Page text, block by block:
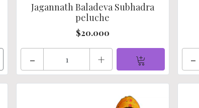
Jagannath Baladeva Subhadra
peluche
$20.000
- + -